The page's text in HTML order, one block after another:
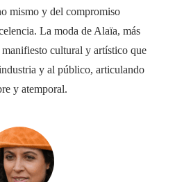
mismo y del compromiso
La moda de Alaïa, más
cultural y artístico que
y al público, articulando
y atemporal.